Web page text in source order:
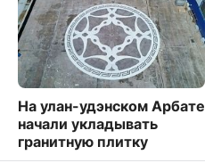
На улан-удэнском Арбате
начали укладывать
гранитную плитку